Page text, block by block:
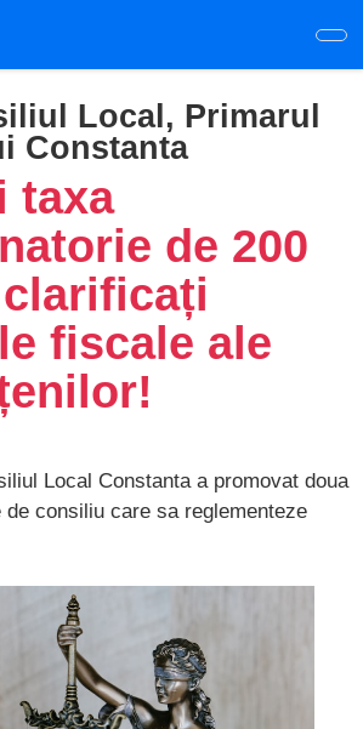
Local, Primarul
Constanta
taxa
de 200
fiscale ale
Local Constanta a promovat doua
de consiliu care sa reglementeze